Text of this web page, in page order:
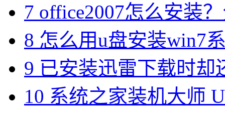
7 office2007怎么安装
8 怎么用u盘安装win7
9 已安装迅雷下载时却
10 系统之家装机大师